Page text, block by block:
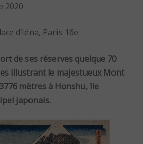
2020
d’Iéna, Paris 16e
de ses réserves quelque 70
illustrant le majestueux Mont
mètres à Honshu, île
japonais.